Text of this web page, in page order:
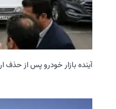
آینده بازار خودرو پس از حذف